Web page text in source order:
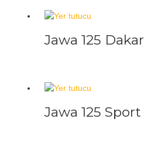
Jawa 125 Dakar
Jawa 125 Sport